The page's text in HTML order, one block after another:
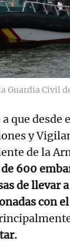
Guardia Civil
que desde
y
de la
600
de llevar
con